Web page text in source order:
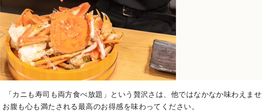
「カニも寿司も両方食べ放題」という贅沢さは、他ではなかなか味わえませ
腹も心も満たされる最高のお得感を味わってください。